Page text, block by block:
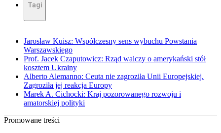
Tagi
Jarosław Kuisz: Współczesny sens wybuchu Powstania
Warszawskiego
Prof. Jacek Czaputowicz: Rząd walczy o amerykański stół
kosztem Ukrainy
Alberto Alemanno: Ceuta nie zagroziła Unii Europejskiej.
Zagroziła jej reakcja Europy
Marek A. Cichocki: Kraj pozorowanego rozwoju i
amatorskiej polityki
Promowane treści